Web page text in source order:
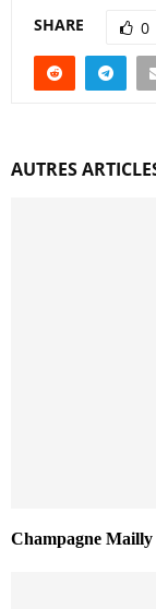
SHARE 0
AUTRES
Champagne Mailly